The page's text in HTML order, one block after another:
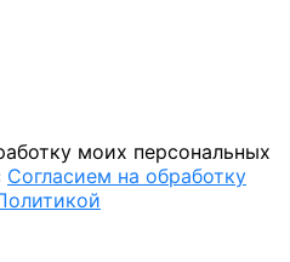
моих персональных
Согласием на обработку